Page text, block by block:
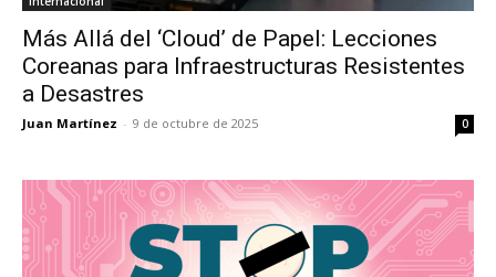
Más Allá del ‘Cloud’ de Papel: Lecciones
Coreanas para Infraestructuras Resistentes
a Desastres
Juan Martínez - 9 de octubre de 2025 0